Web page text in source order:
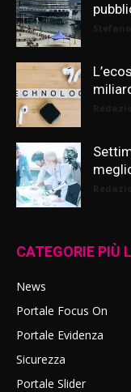
CATEGORIE PIÙ
News
Portale Focus On
Portale Evidenza
Sicurezza
Portale Slider